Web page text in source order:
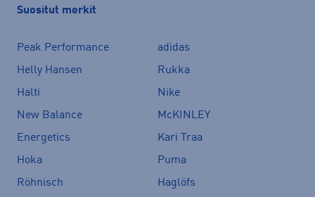
Suositut merkit
Peak Performance
adidas
Helly Hansen
Rukka
Halti
Nike
New Balance
McKINLEY
Energetics
Kari Traa
Hoka
Puma
Röhnisch
Haglöfs